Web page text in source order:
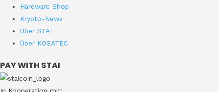
Hardware Shop
Krypto-News
Über STAI
Über KOSATEC
PAY WITH STAI